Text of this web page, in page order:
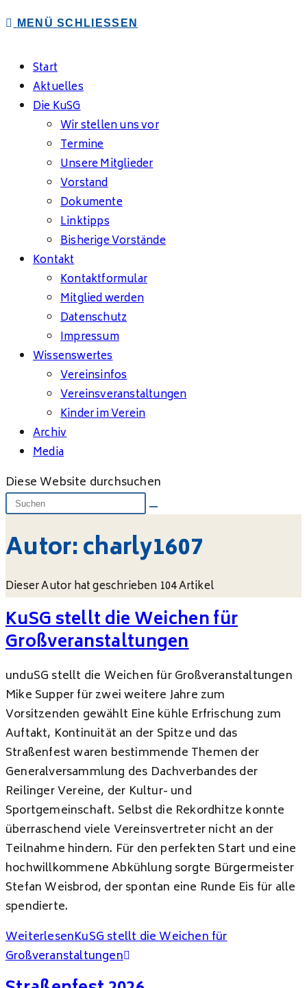
MENÜ SCHLIESSEN
Start
Aktuelles
Die KuSG
Wir stellen uns vor
Termine
Unsere Mitglieder
Vorstand
Dokumente
Linktipps
Bisherige Vorstände
Kontakt
Kontaktformular
Mitglied werden
Datenschutz
Impressum
Wissenswertes
Vereinsinfos
Vereinsveranstaltungen
Kinder im Verein
Archiv
Media
Diese Website durchsuchen
Autor:charly1607
Dieser Autor hat geschrieben 104 Artikel
KuSG stellt die Weichen für
Großveranstaltungen
unduSG stellt die Weichen für Großveranstaltungen
Mike Supper für zwei weitere Jahre zum
Vorsitzenden gewählt Eine kühle Erfrischung zum
Auftakt, Kontinuität an der Spitze und das
Straßenfest waren bestimmende Themen der
Generalversammlung des Dachverbandes der
Reilinger Vereine, der Kultur- und
Sportgemeinschaft. Selbst die Rekordhitze konnte
überraschend viele Vereinsvertreter nicht an der
Teilnahme hindern. Für den perfekten Start und eine
hochwillkommene Abkühlung sorgte Bürgermeister
Stefan Weisbrod, der spontan eine Runde Eis für alle
spendierte.
WeiterlesenKuSG stellt die Weichen für
Großveranstaltungen